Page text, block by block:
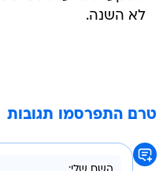
לא השנה.
טרם התפרסמו תגובות